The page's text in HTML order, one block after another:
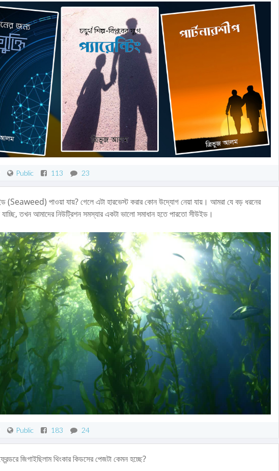
Public 113 23
(Seaweed) পাওয়া যায়? গেলে এটা হারভেস্ট করার কোন উদ্যোগ নেয়া যায়। আমরা যে বড় ধরনের
যাচ্ছি, তখন আমাদের নিউট্রিশন সমস্যার একটা ভালো সমাধান হতে পারতো সীউইড।
Public 183 24
জিগাইছিলাম থিংকার কিডসের পেজটা কেমন হচ্ছে?